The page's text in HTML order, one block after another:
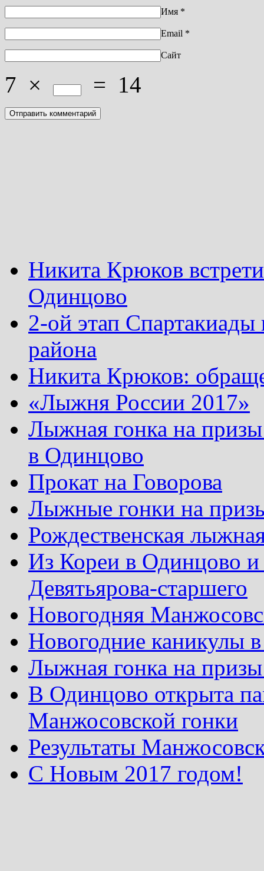
Имя *
Email *
Сайт
7 × = 14
Никита Крюков
Одинцово
2-ой этап
района
Никита Крюков:
«Лыжня России 2017»
Лыжная гонка на
в Одинцово
Прокат на Говорова
Лыжные гонки на
Рождественская
Из Кореи в Одинцово
Девятьярова-старшего
Новогодняя
Новогодние каникулы
Лыжная гонка на
В Одинцово открыта
Манжосовской гонки
Результаты
С Новым 2017 годом!